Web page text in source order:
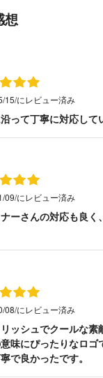
想
15/にレビュー済み
って丁寧に対応して
09/にレビュー済み
ーさんの対応も良く
08/にレビュー済み
ッシュでクールな素
味にぴったりなロゴ
で良かったです。